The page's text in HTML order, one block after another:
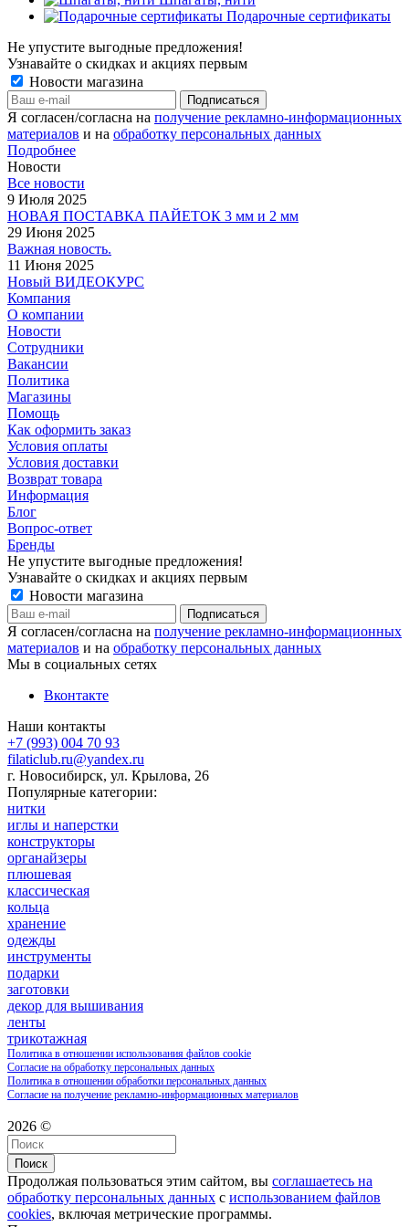
Подарочные сертификаты
Не упустите выгодные предложения!
Узнавайте о скидках и акциях первым
Новости магазина
Я согласен/согласна на получение рекламно-информационных
материалов и на обработку персональных данных
Подробнее
Новости
Все новости
9 Июля 2025
НОВАЯ ПОСТАВКА ПАЙЕТОК 3 мм и 2 мм
29 Июня 2025
Важная новость.
11 Июня 2025
Новый ВИДЕОКУРС
Компания
О компании
Новости
Сотрудники
Вакансии
Политика
Магазины
Помощь
Как оформить заказ
Условия оплаты
Условия доставки
Возврат товара
Информация
Блог
Вопрос-ответ
Бренды
Не упустите выгодные предложения!
Узнавайте о скидках и акциях первым
Новости магазина
Я согласен/согласна на получение рекламно-информационных
материалов и на обработку персональных данных
Мы в социальных сетях
Вконтакте
Наши контакты
+7 (993) 004 70 93
filaticlub.ru@yandex.ru
г. Новосибирск, ул. Крылова, 26
Популярные категории:
нитки
иглы и наперстки
конструкторы
органайзеры
плюшевая
классическая
кольца
хранение
одежды
инструменты
подарки
заготовки
декор для вышивания
ленты
трикотажная
Политика в отношении использования файлов cookie
Согласие на обработку персональных данных
Политика в отношении обработки персональных данных
Согласие на получение рекламно-информационных материалов
2026 ©
Поиск
Продолжая пользоваться этим сайтом, вы соглашаетесь на
обработку персональных данных с использованием файлов
cookies, включая метрические программы.